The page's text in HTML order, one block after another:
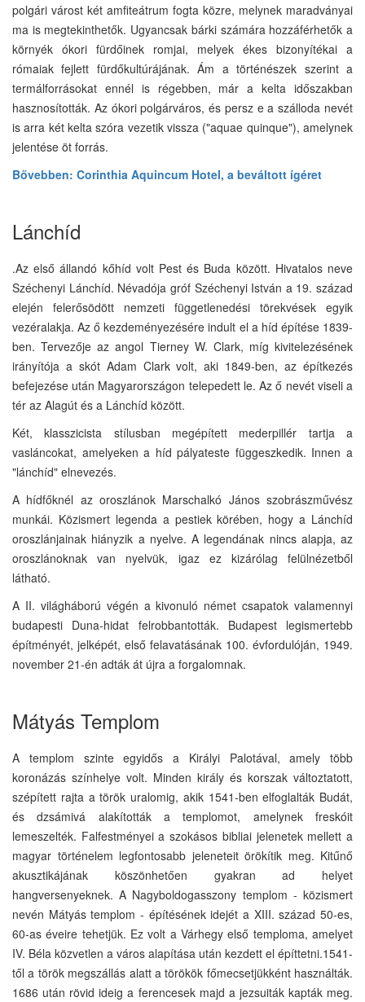
polgári várost két amfiteátrum fogta közre, melynek maradványai
ma is megtekinthetők. Ugyancsak bárki számára hozzáférhetők a
környék ókori fürdőinek romjai, melyek ékes bizonyítékai a
rómaiak fejlett fürdőkultúrájának. Ám a történészek szerint a
termálforrásokat ennél is régebben, már a kelta időszakban
hasznosították. Az ókori polgárváros, és persz e a szálloda nevét
is arra két kelta szóra vezetik vissza ("aquae quinque"), amelynek
jelentése öt forrás.
Bővebben: Corinthia Aquincum Hotel, a beváltott ígéret
Lánchíd
.Az első állandó kőhíd volt Pest és Buda között. Hivatalos neve
Széchenyi Lánchíd. Névadója gróf Széchenyi István a 19. század
elején felerősödött nemzeti függetlenedési törekvések egyik
vezéralakja. Az ő kezdeményezésére indult el a híd építése 1839-
ben. Tervezője az angol Tierney W. Clark, míg kivitelezésének
irányítója a skót Adam Clark volt, aki 1849-ben, az építkezés
befejezése után Magyarországon telepedett le. Az ő nevét viseli a
tér az Alagút és a Lánchíd között.
Két, klasszicista stílusban megépített mederpillér tartja a
vasláncokat, amelyeken a híd pályateste függeszkedik. Innen a
"lánchíd" elnevezés.
A hídfőknél az oroszlánok Marschalkó János szobrászművész
munkái. Közismert legenda a pestiek körében, hogy a Lánchíd
oroszlánjainak hiányzik a nyelve. A legendának nincs alapja, az
oroszlánoknak van nyelvük, igaz ez kizárólag felülnézetből
látható.
A II. világháború végén a kivonuló német csapatok valamennyi
budapesti Duna-hidat felrobbantották. Budapest legismertebb
építményét, jelképét, első felavatásának 100. évfordulóján, 1949.
november 21-én adták át újra a forgalomnak.
Mátyás Templom
A templom szinte egyidős a Királyi Palotával, amely több
koronázás színhelye volt. Minden király és korszak változtatott,
szépített rajta a török uralomig, akik 1541-ben elfoglalták Budát,
és dzsámivá alakították a templomot, amelynek freskóit
lemeszelték. Falfestményei a szokásos bibliai jelenetek mellett a
magyar történelem legfontosabb jeleneteit örökítik meg. Kitűnő
akusztikájának köszönhetően gyakran ad helyet
hangversenyeknek. A Nagyboldogasszony templom - közismert
nevén Mátyás templom - építésének idejét a XIII. század 50-es,
60-as éveire tehetjük. Ez volt a Várhegy első temploma, amelyet
IV. Béla közvetlen a város alapítása után kezdett el építtetni.1541-
től a török megszállás alatt a törökök főmecsetjükként használták.
1686 után rövid ideig a ferencesek majd a jezsuiták kapták meg.